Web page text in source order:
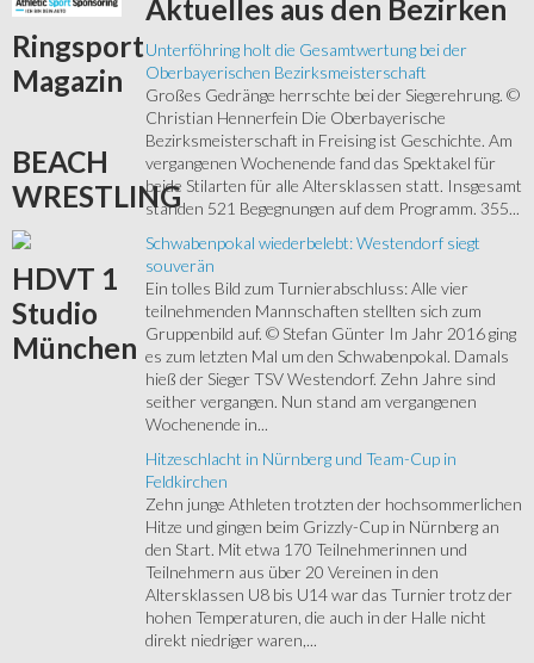
Aktuelles aus den Bezirken
Unterföhring holt die Gesamtwertung bei der
Oberbayerischen Bezirksmeisterschaft
Großes Gedränge herrschte bei der Siegerehrung. ©
Christian Hennerfein Die Oberbayerische
Bezirksmeisterschaft in Freising ist Geschichte. Am
vergangenen Wochenende fand das Spektakel für
beide Stilarten für alle Altersklassen statt. Insgesamt
standen 521 Begegnungen auf dem Programm. 355...
Schwabenpokal wiederbelebt: Westendorf siegt
souverän
Ein tolles Bild zum Turnierabschluss: Alle vier
teilnehmenden Mannschaften stellten sich zum
Gruppenbild auf. © Stefan Günter Im Jahr 2016 ging
es zum letzten Mal um den Schwabenpokal. Damals
hieß der Sieger TSV Westendorf. Zehn Jahre sind
seither vergangen. Nun stand am vergangenen
Wochenende in...
Hitzeschlacht in Nürnberg und Team-Cup in
Feldkirchen
Zehn junge Athleten trotzten der hochsommerlichen
Hitze und gingen beim Grizzly-Cup in Nürnberg an
den Start. Mit etwa 170 Teilnehmerinnen und
Teilnehmern aus über 20 Vereinen in den
Altersklassen U8 bis U14 war das Turnier trotz der
hohen Temperaturen, die auch in der Halle nicht
direkt niedriger waren,...
Ringsport
Magazin
BEACH
WRESTLING
HDVT 1
Studio
München